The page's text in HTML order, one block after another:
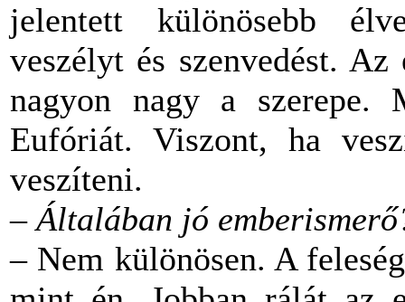
jelentett különösebb
veszélyt és szenvedést.
nagyon nagy a szerepe.
Eufóriát. Viszont, ha
veszíteni.
–Általában jó
– Nem különösen. A